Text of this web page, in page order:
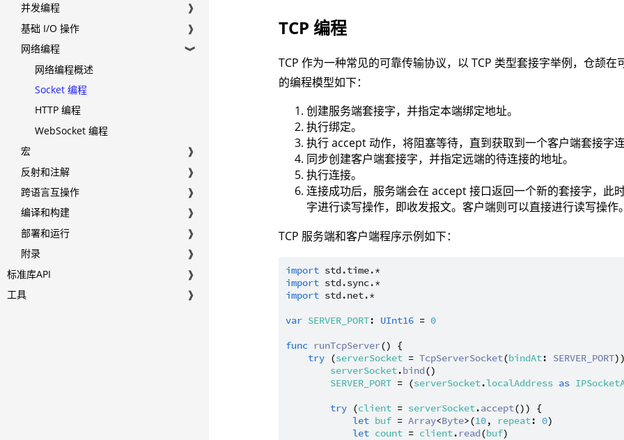
并发编程
❱
基础 I/O 操作
❱
网络编程
❱
网络编程概述
Socket 编程
HTTP 编程
WebSocket 编程
宏
❱
反射和注解
❱
跨语言互操作
❱
编译和构建
❱
部署和运行
❱
附录
❱
标准库API
❱
工具
❱
TCP 编程
TCP 作为一种常见的可靠传输协议，以 TCP 类型套接字举例，仓颉在
的编程模型如下：
创建服务端套接字，并指定本端绑定地址。
执行绑定。
执行 accept 动作，将阻塞等待，直到获取到一个客户端套接字连
同步创建客户端套接字，并指定远端的待连接的地址。
执行连接。
连接成功后，服务端会在 accept 接口返回一个新的套接字，此
字进行读写操作，即收发报文。客户端则可以直接进行读写操作。
TCP 服务端和客户端程序示例如下：
import std.time.*
import std.sync.*
import std.net.*
var SERVER_PORT: UInt16 = 0
func runTcpServer() {
try (serverSocket = TcpServerSocket(bindAt: SERVER_PORT
serverSocket.bind()
SERVER_PORT = (serverSocket.localAddress as
try (client = serverSocket.accept()) {
let buf = Array<Byte>(10, repeat: 0)
let count = client. read(buf)